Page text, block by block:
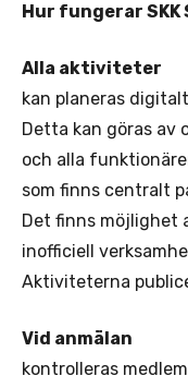
Hur fungerar
Alla aktiviteter
kan planeras
Detta kan göras av
och alla
som finns centralt
Det finns möjlighet
inofficiell
Aktiviteterna
Vid anmälan
kontrolleras